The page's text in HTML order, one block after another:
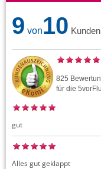
9 von10
825
für die
gut
Alles gut geklappt